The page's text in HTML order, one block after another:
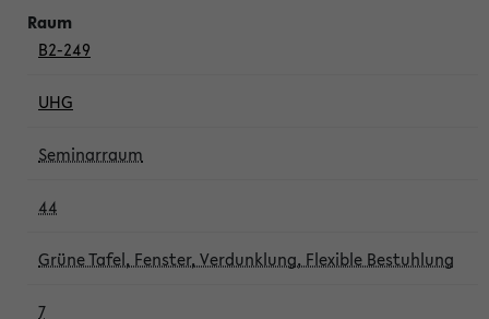
B2-249
UHG
Seminarraum
44
Grüne Tafel, Fenster, Verdunklung, Flexible Bestuhlung
7